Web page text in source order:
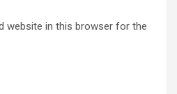
website in this browser for the